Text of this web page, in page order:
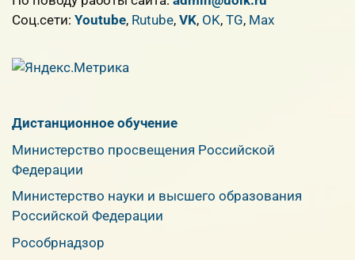
Cоц.сети: Youtube, Rutube, VK, OK, TG, Max
Дистанционное обучение
Министерство просвещения Российской
Федерации
Министерство науки и высшего образования
Российской Федерации
Рособрнадзор